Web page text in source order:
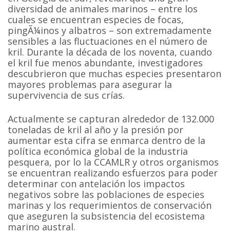
diversidad de animales marinos – entre los
cuales se encuentran especies de focas,
pingÃ¼inos y albatros – son extremadamente
sensibles a las fluctuaciones en el número de
kril. Durante la década de los noventa, cuando
el kril fue menos abundante, investigadores
descubrieron que muchas especies presentaron
mayores problemas para asegurar la
supervivencia de sus crías.
Actualmente se capturan alrededor de 132.000
toneladas de kril al año y la presión por
aumentar esta cifra se enmarca dentro de la
política económica global de la industria
pesquera, por lo la CCAMLR y otros organismos
se encuentran realizando esfuerzos para poder
determinar con antelación los impactos
negativos sobre las poblaciones de especies
marinas y los requerimientos de conservación
que aseguren la subsistencia del ecosistema
marino austral.